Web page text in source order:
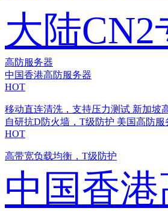
大陆
高防服务器
中国香港高防服务器
HOT
移动直连清洗，支持压力测试 新加坡
自研抗D防火墙，T级防护 美国高防服
HOT
高带宽负载均衡，T级防护
中国香